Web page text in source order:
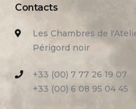
Contacts
Les Chambres de
Périgord noir
+33 (00) 7 77 26 19 07
+33 (00) 6 08 95 04 45